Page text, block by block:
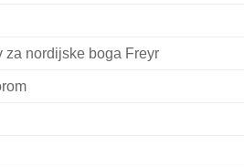
za nordijske boga Freyr